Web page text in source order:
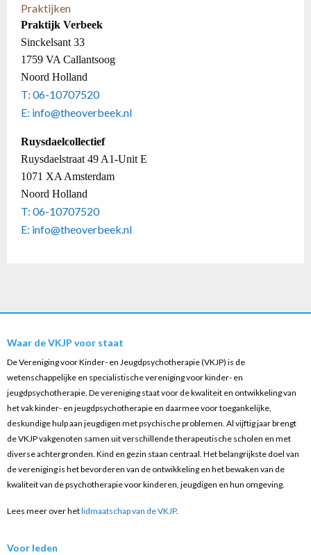
Praktijken
Praktijk Verbeek
Sinckelsant 33
1759 VA Callantsoog
Noord Holland
T: 06-10707520
E: info@theoverbeek.nl
Ruysdaelcollectief
Ruysdaelstraat 49 A1-Unit E
1071 XA Amsterdam
Noord Holland
T: 06-10707520
E: info@theoverbeek.nl
Waar de VKJP voor staat
De Vereniging voor Kinder- en Jeugdpsychotherapie (VKJP) is de
wetenschappelijke en specialistische vereniging voor kinder- en
jeugdpsychotherapie. De vereniging staat voor de kwaliteit en ontwikkeling van
het vak kinder- en jeugdpsychotherapie en daarmee voor toegankelijke,
deskundige hulp aan jeugdigen met psychische problemen. Al vijftig jaar brengt
de VKJP vakgenoten samen uit verschillende therapeutische scholen en met
diverse achtergronden. Kind en gezin staan centraal. Het belangrijkste doel van
de vereniging is het bevorderen van de ontwikkeling en het bewaken van de
kwaliteit van de psychotherapie voor kinderen, jeugdigen en hun omgeving.
Lees meer over hetlidmaatschap van de VKJP.
Voor leden